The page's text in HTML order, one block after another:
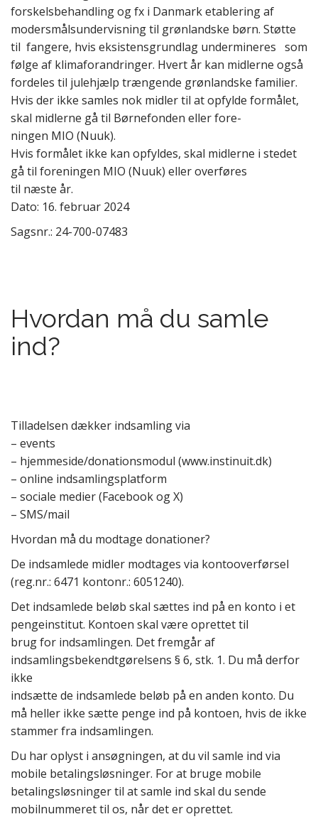
forskelsbehandling og fx i Danmark etablering af
modersmålsundervisning til grønlandske børn. Støtte
til fangere, hvis eksistensgrundlag undermineres som
følge af klimaforandringer. Hvert år kan midlerne også
fordeles til julehjælp trængende grønlandske familier.
Hvis der ikke samles nok midler til at opfylde formålet,
skal midlerne gå til Børnefonden eller fore-
ningen MIO (Nuuk).
Hvis formålet ikke kan opfyldes, skal midlerne i stedet
gå til foreningen MIO (Nuuk) eller overføres
til næste år.
Dato: 16. februar 2024
Sagsnr.: 24-700-07483
Hvordan må du samle
ind?
Tilladelsen dækker indsamling via
– events
– hjemmeside/donationsmodul (www.instinuit.dk)
– online indsamlingsplatform
– sociale medier (Facebook og X)
– SMS/mail
Hvordan må du modtage donationer?
De indsamlede midler modtages via kontooverførsel
(reg.nr.: 6471 kontonr.: 6051240).
Det indsamlede beløb skal sættes ind på en konto i et
pengeinstitut. Kontoen skal være oprettet til
brug for indsamlingen. Det fremgår af
indsamlingsbekendtgørelsens § 6, stk. 1. Du må derfor
ikke
indsætte de indsamlede beløb på en anden konto. Du
må heller ikke sætte penge ind på kontoen, hvis de ikke
stammer fra indsamlingen.
Du har oplyst i ansøgningen, at du vil samle ind via
mobile betalingsløsninger. For at bruge mobile
betalingsløsninger til at samle ind skal du sende
mobilnummeret til os, når det er oprettet.